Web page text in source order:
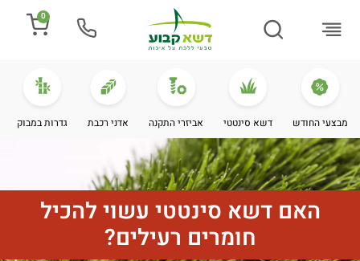
0
מבצעי החודש דשא סינטטי אביזרי התקנה אדני רכבת גדרות במבוק
האם דשא סינטטי עשוי להכיל
חומרים רעילים?